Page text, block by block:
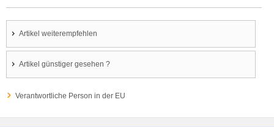
Artikel weiterempfehlen
Artikel günstiger gesehen ?
Verantwortliche Person in der EU